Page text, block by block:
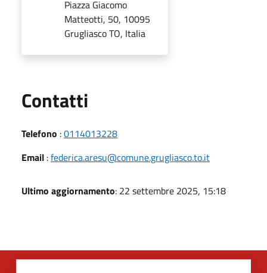
Piazza Giacomo
Matteotti, 50, 10095
Grugliasco TO, Italia
Contatti
Telefono :0114013228
Email :federica.aresu@comune.grugliasco.to.it
Ultimo aggiornamento: 22 settembre 2025, 15:18